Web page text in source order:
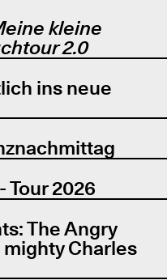
kleine
2.0
ins neue
Tour 2026
The Angry
mighty Charles